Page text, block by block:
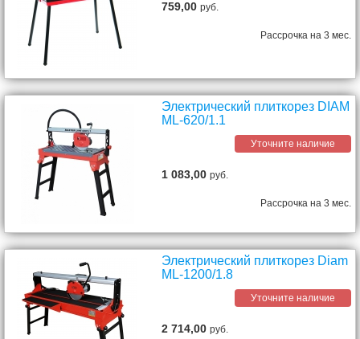
759,00руб.
Рассрочка на 3 мес.
Электрический плиткорез DIAM
ML-620/1.1
Уточните наличие
1 083,00руб.
Рассрочка на 3 мес.
Электрический плиткорез Diam
ML-1200/1.8
Уточните наличие
2 714,00руб.